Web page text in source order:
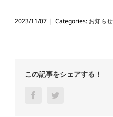
2023/11/07 | Categories: お知らせ
この記事をシェアする！
Facebook